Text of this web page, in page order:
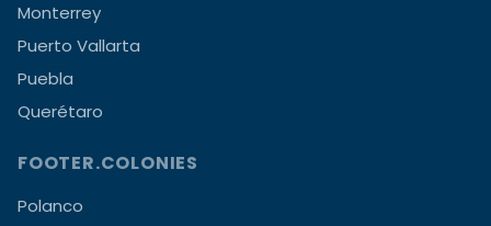
Monterrey
Puerto Vallarta
Puebla
Querétaro
FOOTER.COLONIES
Polanco